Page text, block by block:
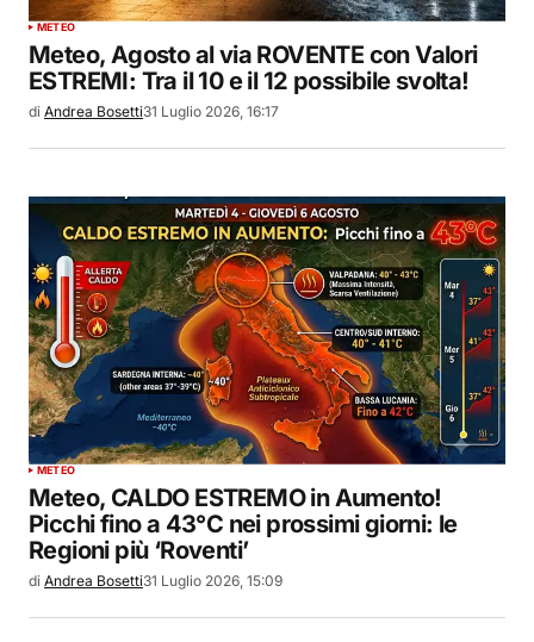
METEO
Meteo, Agosto al via ROVENTE con Valori
ESTREMI: Tra il 10 e il 12 possibile svolta!
di Andrea Bosetti31 Luglio 2026, 16:17
METEO
Meteo, CALDO ESTREMO in Aumento!
Picchi fino a 43°C nei prossimi giorni: le
Regioni più ‘Roventi’
di Andrea Bosetti31 Luglio 2026, 15:09